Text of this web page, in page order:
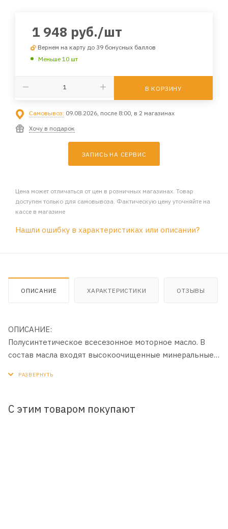
1 948 руб./шт
Вернем на карту до 39 бонусных баллов
Меньше 10 шт
В КОРЗИНУ
Самовывоз: 09.08.2026, после 8:00, в 2 магазинах
Хочу в подарок
ЗАПИСЬ НА СЕРВИС
Цена может отличаться от цен в розничных магазинах. Товар
доступен только для самовывоза. Фактическую цену уточняйте на
кассе в магазине
Нашли ошибку в характеристиках или описании?
ОПИСАНИЕ ХАРАКТЕРИСТИКИ ОТЗЫВЫ
ОПИСАНИЕ:
Полусинтетическое всесезонное моторное масло. В
состав масла входят высокоочищенные минеральные
С этим товаром покупают